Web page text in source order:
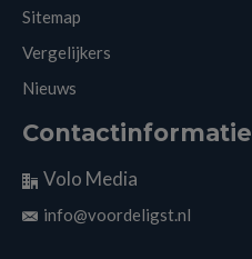
Sitemap
Vergelijkers
Nieuws
Contactinformatie
Volo Media
info@voordeligst.nl